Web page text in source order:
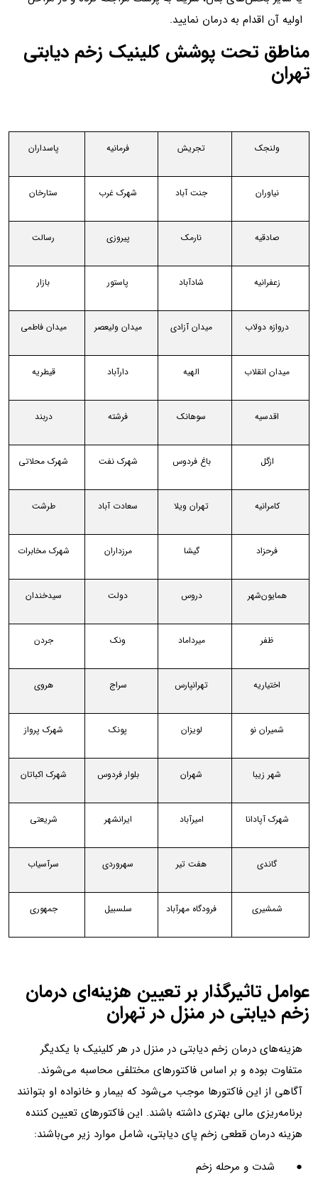
اولیه آن اقدام به درمان نمایید.
مناطق تحت پوشش کلینیک زخم دیابتی
تهران
ولنجک تجریش فرمانیه پاسداران
نیاوران جنت آباد شهرک غرب ستارخان
صادقیه نارمک پیروزی رسالت
زعفرانیه شادآباد پاستور بازار
دروازه دولاب میدان آزادی میدان ولیعصر میدان فاطمی
میدان انقلاب الهیه دارآباد قیطریه
اقدسیه سوهانک فرشته دربند
ازگل باغ فردوس شهرک نفت شهرک محلاتی
کامرانیه تهران ویلا سعادت آباد طرشت
فرحزاد گیشا مرزداران شهرک مخابرات
همایون‌شهر دروس دولت سیدخندان
ظفر میرداماد ونک جردن
اختیاریه تهرانپارس سراج هروی
شمیران نو لویزان پونک شهرک پرواز
شهر زیبا شهران بلوار فردوس شهرک اکباتان
شهرک آپادانا امیرآباد ایرانشهر شریعتی
گاندی هفت تیر سهروردی سرآسیاب
شمشیری فرودگاه مهرآباد سلسبیل جمهوری
عوامل تاثیرگذار بر تعیین هزینه‌ای درمان
زخم دیابتی در منزل در تهران
هزینه‌های درمان زخم دیابتی در منزل در هر کلینیک با یکدیگر
متفاوت بوده و بر اساس فاکتورهای مختلفی محاسبه می‌شوند.
آگاهی از این فاکتورها موجب می‌شود که بیمار و خانواده او بتوانند
برنامه‌ریزی مالی بهتری داشته باشند. این فاکتورهای تعیین کننده
هزینه درمان قطعی زخم پای دیابتی، شامل موارد زیر می‌باشند:
● شدت و مرحله زخم